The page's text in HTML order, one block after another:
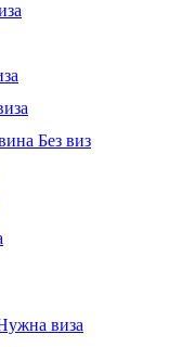
Без виз
виза